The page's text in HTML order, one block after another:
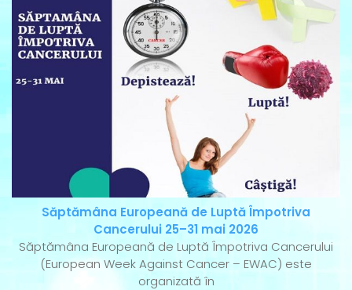
Săptămâna Europeană de Luptă Împotriva
Cancerului 25–31 mai 2026
Săptămâna Europeană de Luptă Împotriva Cancerului
(European Week Against Cancer – EWAC) este
organizată în